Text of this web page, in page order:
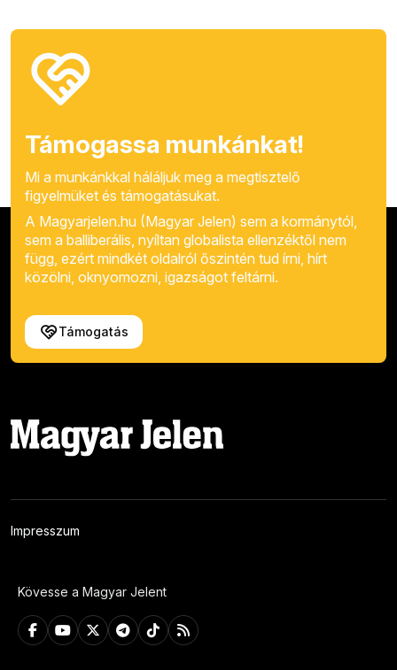
Támogassa munkánkat!
Mi a munkánkkal háláljuk meg a megtisztelő
figyelmüket és támogatásukat.
A Magyarjelen.hu (Magyar Jelen) sem a kormánytól,
sem a balliberális, nyíltan globalista ellenzéktől nem
függ, ezért mindkét oldalról őszintén tud írni, hírt
közölni, oknyomozni, igazságot feltárni.
Támogatás
Impresszum
Kövesse a Magyar Jelent